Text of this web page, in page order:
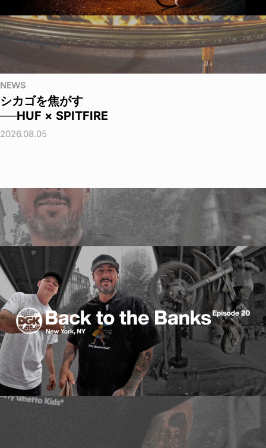
NEWS
シカゴを焦がす
──HUF × SPITFIRE
2026.08.05